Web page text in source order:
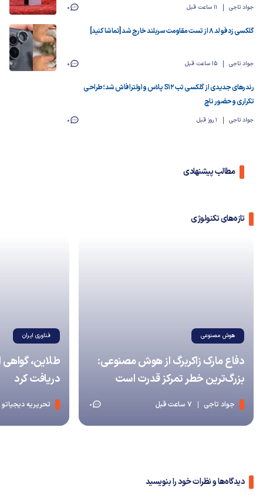
جواد تاجی 11 ساعت قبل 0
گلکسی زد فولد 8 از تست مقاومت سربلند خارج شد [تماشا کنید]
جواد تاجی 15 ساعت قبل 0
رندرهای جدیدی از گلکسی تب S12 پلاس و اولترا فاش شد؛ طراحی
تکراری و حضور ناچ
جواد تاجی 1 روز قبل 0
مطالب پیشنهادی
تازه‌های تکنولوژی
هوش مصنوعی
دفاع مارک زاکربرگ از هوش مصنوعی:
بزرگ‌ترین خطر تمرکز قدرت است
جواد تاجی 7 ساعت قبل 0
فناوری ایران
طلاین،
دریافت کرد
تحریریه دیجیاتو
دیدگاه‌ها و نظرات خود را بنویسید